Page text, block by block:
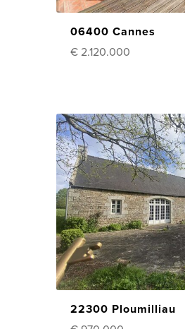
06400 Cannes
€ 2.120.000
22300 Ploumilliau